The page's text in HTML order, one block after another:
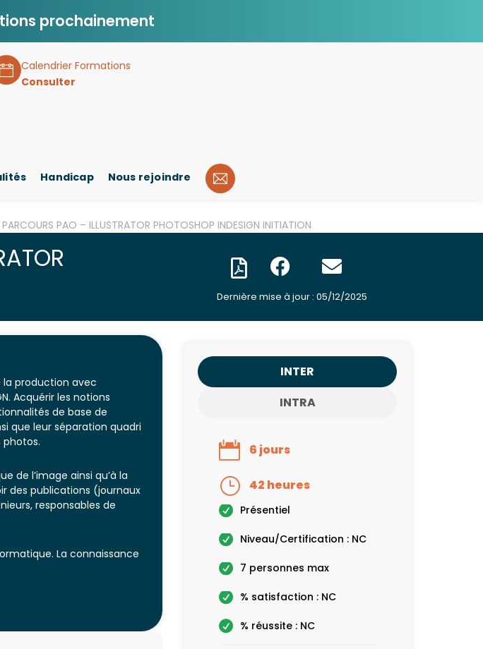
prochainement
Calendrier Formations
Consulter
Handicap Nous rejoindre
PAO – ILLUSTRATOR PHOTOSHOP INDESIGN INITIATION
Dernière mise à jour : 05/12/2025
production avec
Acquérir les notions
de base de
que leur séparation quadri
de l’image ainsi qu’à la
des publications (journaux
responsables de
La connaissance
INTER
INTRA
6 jours
42 heures
Présentiel
Niveau/Certification : NC
7 personnes max
% satisfaction : NC
% réussite : NC